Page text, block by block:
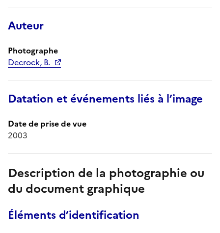
Auteur
Photographe
Decrock, B.
Datation et événements liés à l’image
Date de prise de vue
2003
Description de la photographie ou
du document graphique
Éléments d’identification